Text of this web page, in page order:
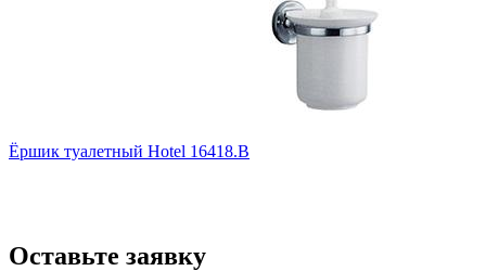
Ёршик туалетный Hotel 16418.B
Оставьте заявку